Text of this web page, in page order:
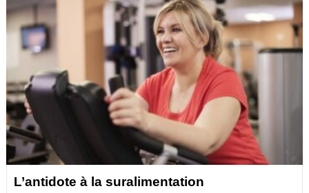
L’antidote à la suralimentation